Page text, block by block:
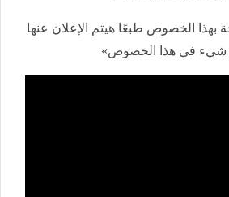
بهذا الخصوص طبعًا هيتم الإعلان عنها
شيء في هذا الخصوص»